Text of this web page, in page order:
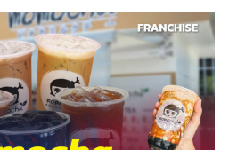
ของธุรกิจชาไข่มุก จากการเปิดร้าน
มซื้อธุรกิจแทบทุกวัน เพราะรสชาติ
ต้หวัน นำมาปรับให้เข้ากับความชอบ
ไม่นานก็เริ่มขยายธุรกิจในรูแบบของ
จลงทุนจำนวนมาก สามารถขยาย
ร็ว จากปากต่อปากของรสชาติและงบ
ามารถมีร้านชาไข่มุกได้ โดยส่วน